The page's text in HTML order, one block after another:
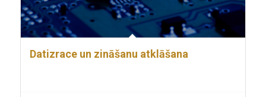
Datizrace un zināšanu atklāšana